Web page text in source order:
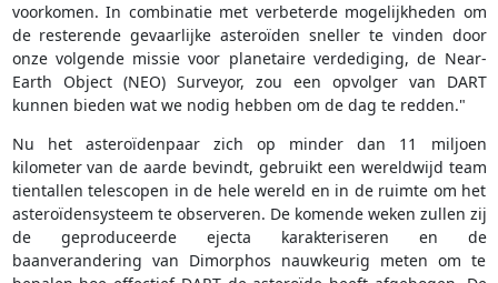
voorkomen. In combinatie met verbeterde mogelijkheden om
de resterende gevaarlijke asteroïden sneller te vinden door
onze volgende missie voor planetaire verdediging, de Near-
Earth Object (NEO) Surveyor, zou een opvolger van DART
kunnen bieden wat we nodig hebben om de dag te redden."
Nu het asteroïdenpaar zich op minder dan 11 miljoen
kilometer van de aarde bevindt, gebruikt een wereldwijd team
tientallen telescopen in de hele wereld en in de ruimte om het
asteroïdensysteem te observeren. De komende weken zullen zij
de geproduceerde ejecta karakteriseren en de
baanverandering van Dimorphos nauwkeurig meten om te